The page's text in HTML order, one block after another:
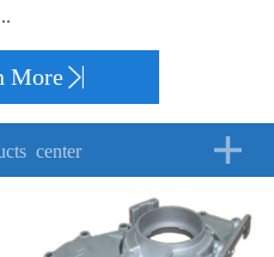
More
center